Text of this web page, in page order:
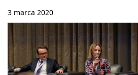
3 marca 2020